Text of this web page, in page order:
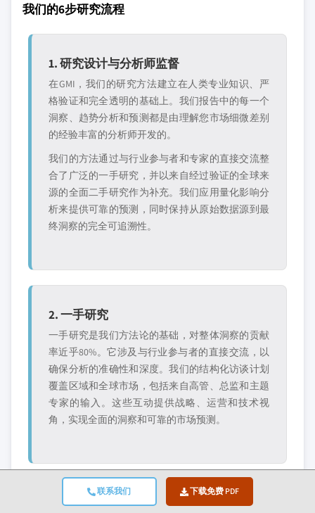
联系我们 下载免费 PDF
我们的6步研究流程
1. 研究设计与分析师监督
在GMI，我们的研究方法建立在人类专业知识、严
格验证和完全透明的基础上。我们报告中的每一个
洞察、趋势分析和预测都是由理解您市场细微差别
的经验丰富的分析师开发的。
我们的方法通过与行业参与者和专家的直接交流整
合了广泛的一手研究，并以来自经过验证的全球来
源的全面二手研究作为补充。我们应用量化影响分
析来提供可靠的预测，同时保持从原始数据源到最
终洞察的完全可追溯性。
2. 一手研究
一手研究是我们方法论的基础，对整体洞察的贡献
率近乎80%。它涉及与行业参与者的直接交流，以
确保分析的准确性和深度。我们的结构化访谈计划
覆盖区域和全球市场，包括来自高管、总监和主题
专家的输入。这些互动提供战略、运营和技术视
角，实现全面的洞察和可靠的市场预测。
3. 数据挖掘与市场分析